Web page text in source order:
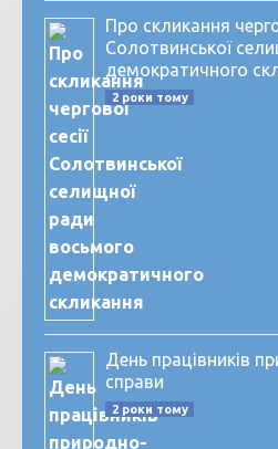
Про скликання
Солотвинської
демократичного
2 роки тому
День працівників
справи
2 роки тому